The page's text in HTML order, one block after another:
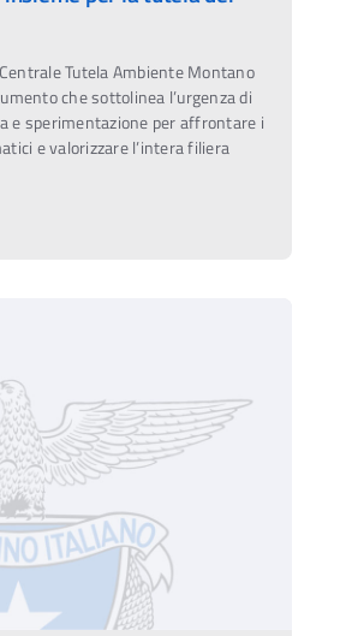
Tutela Ambiente Montano
che sottolinea l’urgenza di
e sperimentazione per affrontare i
e valorizzare l’intera filiera